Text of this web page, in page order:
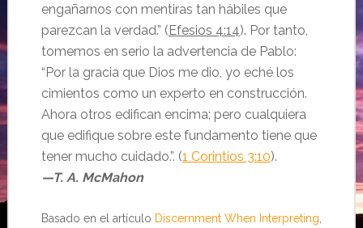
engañarnos con mentiras tan hábiles que
parezcan la verdad.” (Efesios 4:14). Por tanto,
tomemos en serio la advertencia de Pablo:
“Por la gracia que Dios me dio, yo eché los
cimientos como un experto en construcción.
Ahora otros edifican encima; pero cualquiera
que edifique sobre este fundamento tiene que
tener mucho cuidado.”. (1 Corintios 3:10).
—T. A. McMahon
Basado en el artículo Discernment When Interpreting